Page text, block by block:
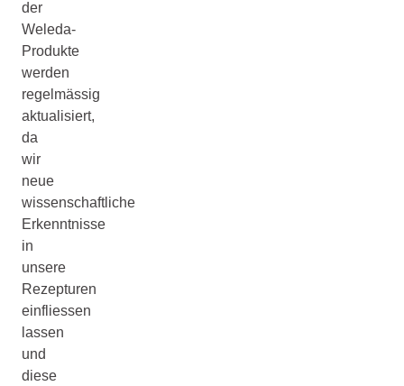
der
Weleda-
Produkte
werden
regelmässig
aktualisiert,
da
wir
neue
wissenschaftliche
Erkenntnisse
in
unsere
Rezepturen
einfliessen
lassen
und
diese